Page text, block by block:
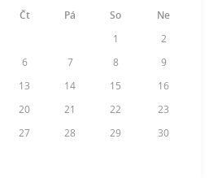
Čt Pá So
Ne
1
2
6 7 8
9
13 14 15
16
20 21 22
23
27 28 29
30